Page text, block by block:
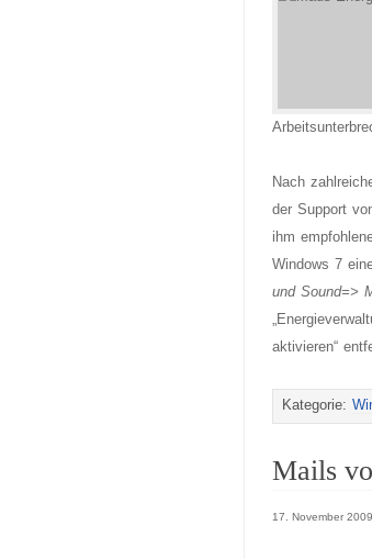
Nach
der Support
ihm
Windows 7
und Sound=>
aktivieren“
Kategorie:
Mails
17. November